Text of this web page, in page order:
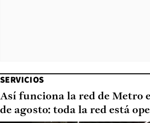
SERVICIOS
Así funciona la red de Metro
de agosto: toda la red está